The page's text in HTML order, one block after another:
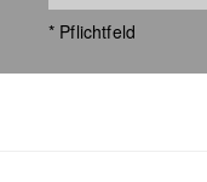
* Pflichtfeld